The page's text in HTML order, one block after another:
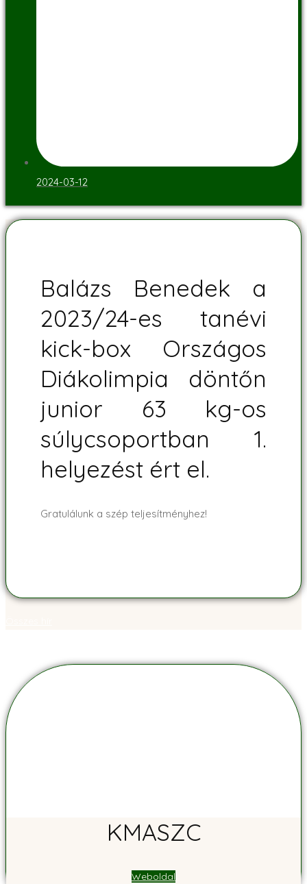
2024-03-12
Balázs Benedek a
2023/24-es tanévi
kick-box Országos
Diákolimpia döntőn
junior 63 kg-os
súlycsoportban 1.
helyezést ért el.
Gratulálunk a szép teljesítményhez!
KMASZC
Weboldal